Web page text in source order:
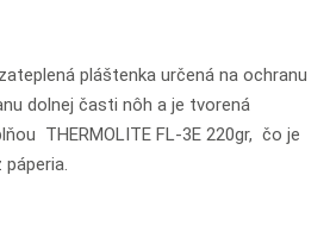
pláštenka určená na ochranu
dolnej časti nôh a je tvorená
THERMOLITE FL-3E 220gr, čo je
páperia.